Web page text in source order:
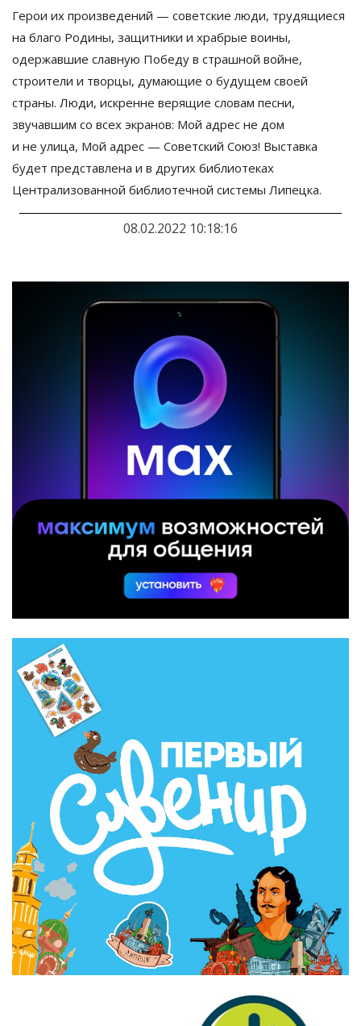
Герои их произведений — советские люди, трудящиеся
на благо Родины, защитники и храбрые воины,
одержавшие славную Победу в страшной войне,
строители и творцы, думающие о будущем своей
страны. Люди, искренне верящие словам песни,
звучавшим со всех экранов: Мой адрес не дом
и не улица, Мой адрес — Советский Союз! Выставка
будет представлена и в других библиотеках
Централизованной библиотечной системы Липецка.
08.02.2022 10:18:16